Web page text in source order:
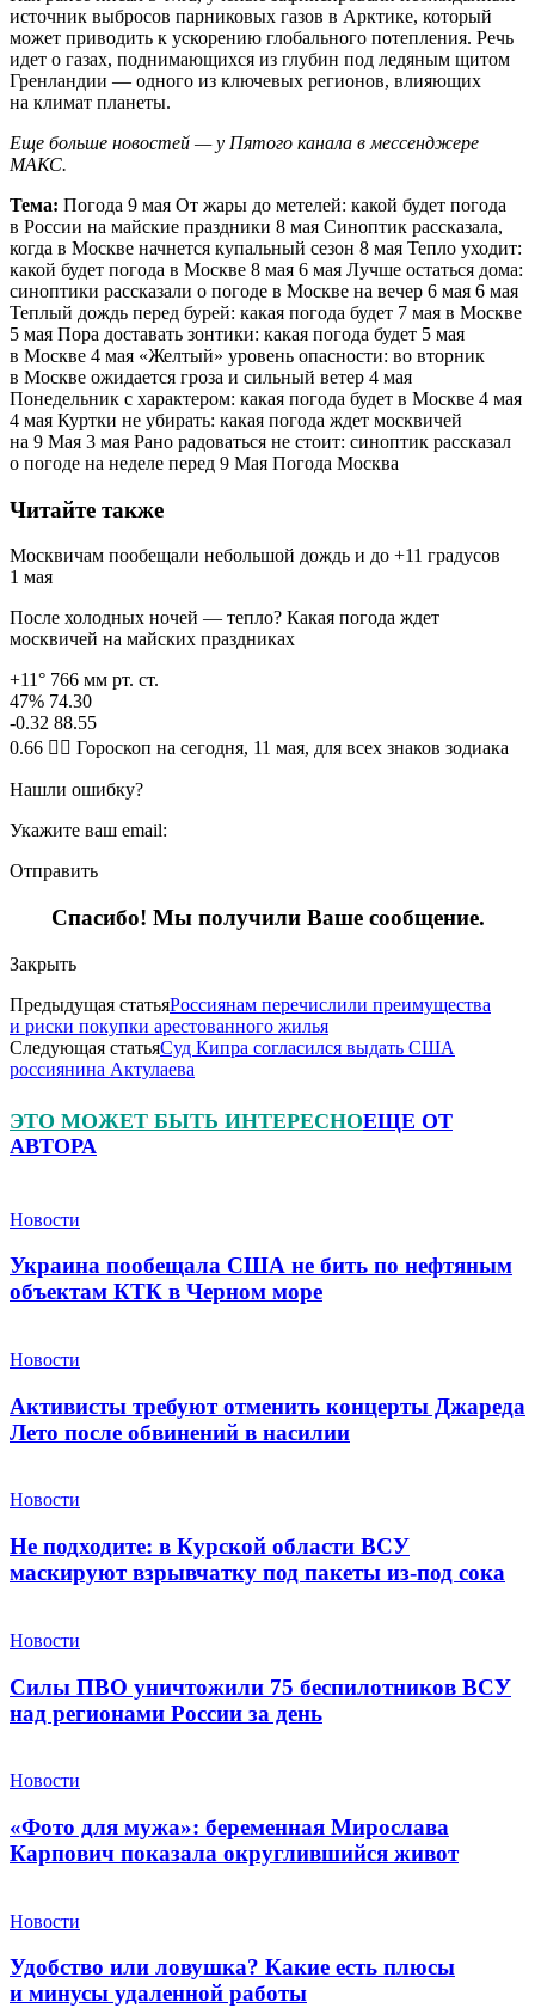
источник выбросов парниковых газов в Арктике, который
может приводить к ускорению глобального потепления. Речь
идет о газах, поднимающихся из глубин под ледяным щитом
Гренландии — одного из ключевых регионов, влияющих
на климат планеты.
Еще больше новостей — у Пятого канала в мессенджере
МАКС.
Тема: Погода 9 мая От жары до метелей: какой будет погода
в России на майские праздники 8 мая Синоптик рассказала,
когда в Москве начнется купальный сезон 8 мая Тепло уходит:
какой будет погода в Москве 8 мая 6 мая Лучше остаться дома:
синоптики рассказали о погоде в Москве на вечер 6 мая 6 мая
Теплый дождь перед бурей: какая погода будет 7 мая в Москве
5 мая Пора доставать зонтики: какая погода будет 5 мая
в Москве 4 мая «Желтый» уровень опасности: во вторник
в Москве ожидается гроза и сильный ветер 4 мая
Понедельник с характером: какая погода будет в Москве 4 мая
4 мая Куртки не убирать: какая погода ждет москвичей
на 9 Мая 3 мая Рано радоваться не стоит: синоптик рассказал
о погоде на неделе перед 9 Мая Погода Москва
Читайте также
Москвичам пообещали небольшой дождь и до +11 градусов
1 мая
После холодных ночей — тепло? Какая погода ждет
москвичей на майских праздниках
+11° 766 мм рт. ст.
47% 74.30
-0.32 88.55
0.66 🧙‍♀ Гороскоп на сегодня, 11 мая, для всех знаков зодиака
Нашли ошибку?
Укажите ваш email:
Отправить
Спасибо! Мы получили Ваше сообщение.
Закрыть
Предыдущая статьяРоссиянам перечислили преимущества
и риски покупки арестованного жилья
Следующая статьяСуд Кипра согласился выдать США
россиянина Актулаева
ЭТО МОЖЕТ БЫТЬ ИНТЕРЕСНОЕЩЕ ОТ
АВТОРА
Новости
Украина пообещала США не бить по нефтяным
объектам КТК в Черном море
Новости
Активисты требуют отменить концерты Джареда
Лето после обвинений в насилии
Новости
Не подходите: в Курской области ВСУ
маскируют взрывчатку под пакеты из-под сока
Новости
Силы ПВО уничтожили 75 беспилотников ВСУ
над регионами России за день
Новости
«Фото для мужа»: беременная Мирослава
Карпович показала округлившийся живот
Новости
Удобство или ловушка? Какие есть плюсы
и минусы удаленной работы